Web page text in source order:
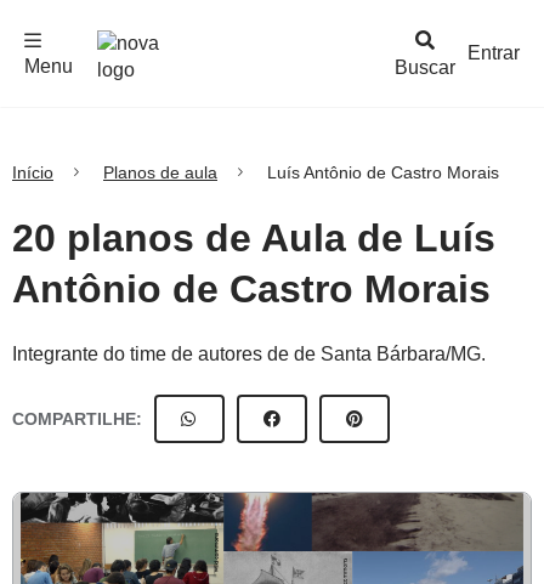
Buscar
Menu
Entrar
Início Planos de aula Luís Antônio de Castro Morais
20 planos de Aula de Luís
Antônio de Castro Morais
Integrante do time de autores de de Santa Bárbara/MG.
COMPARTILHE: